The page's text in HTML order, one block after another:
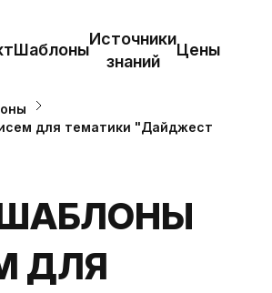
Шаблоны
Источники
знаний
Цены
для тематики "Дайджест
ШАБЛОНЫ
ДЛЯ